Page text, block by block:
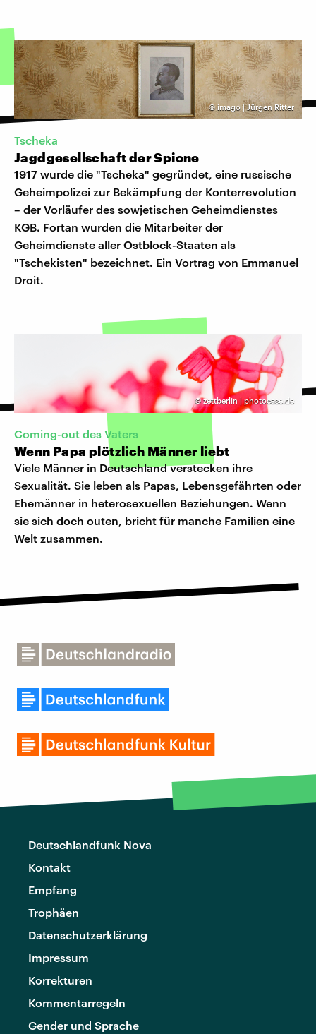
© imago | Jürgen Ritter
Tscheka
Jagdgesellschaft der Spione
1917 wurde die "Tscheka" gegründet, eine russische
Geheimpolizei zur Bekämpfung der Konterrevolution
– der Vorläufer des sowjetischen Geheimdienstes
KGB. Fortan wurden die Mitarbeiter der
Geheimdienste aller Ostblock-Staaten als
"Tschekisten" bezeichnet. Ein Vortrag von Emmanuel
Droit.
©zettberlin | photocase.de
Coming-out des Vaters
Wenn Papa plötzlich Männer liebt
Viele Männer in Deutschland verstecken ihre
Sexualität. Sie leben als Papas, Lebensgefährten oder
Ehemänner in heterosexuellen Beziehungen. Wenn
sie sich doch outen, bricht für manche Familien eine
Welt zusammen.
Deutschlandfunk Nova
Kontakt
Empfang
Trophäen
Datenschutzerklärung
Impressum
Korrekturen
Kommentarregeln
Gender und Sprache